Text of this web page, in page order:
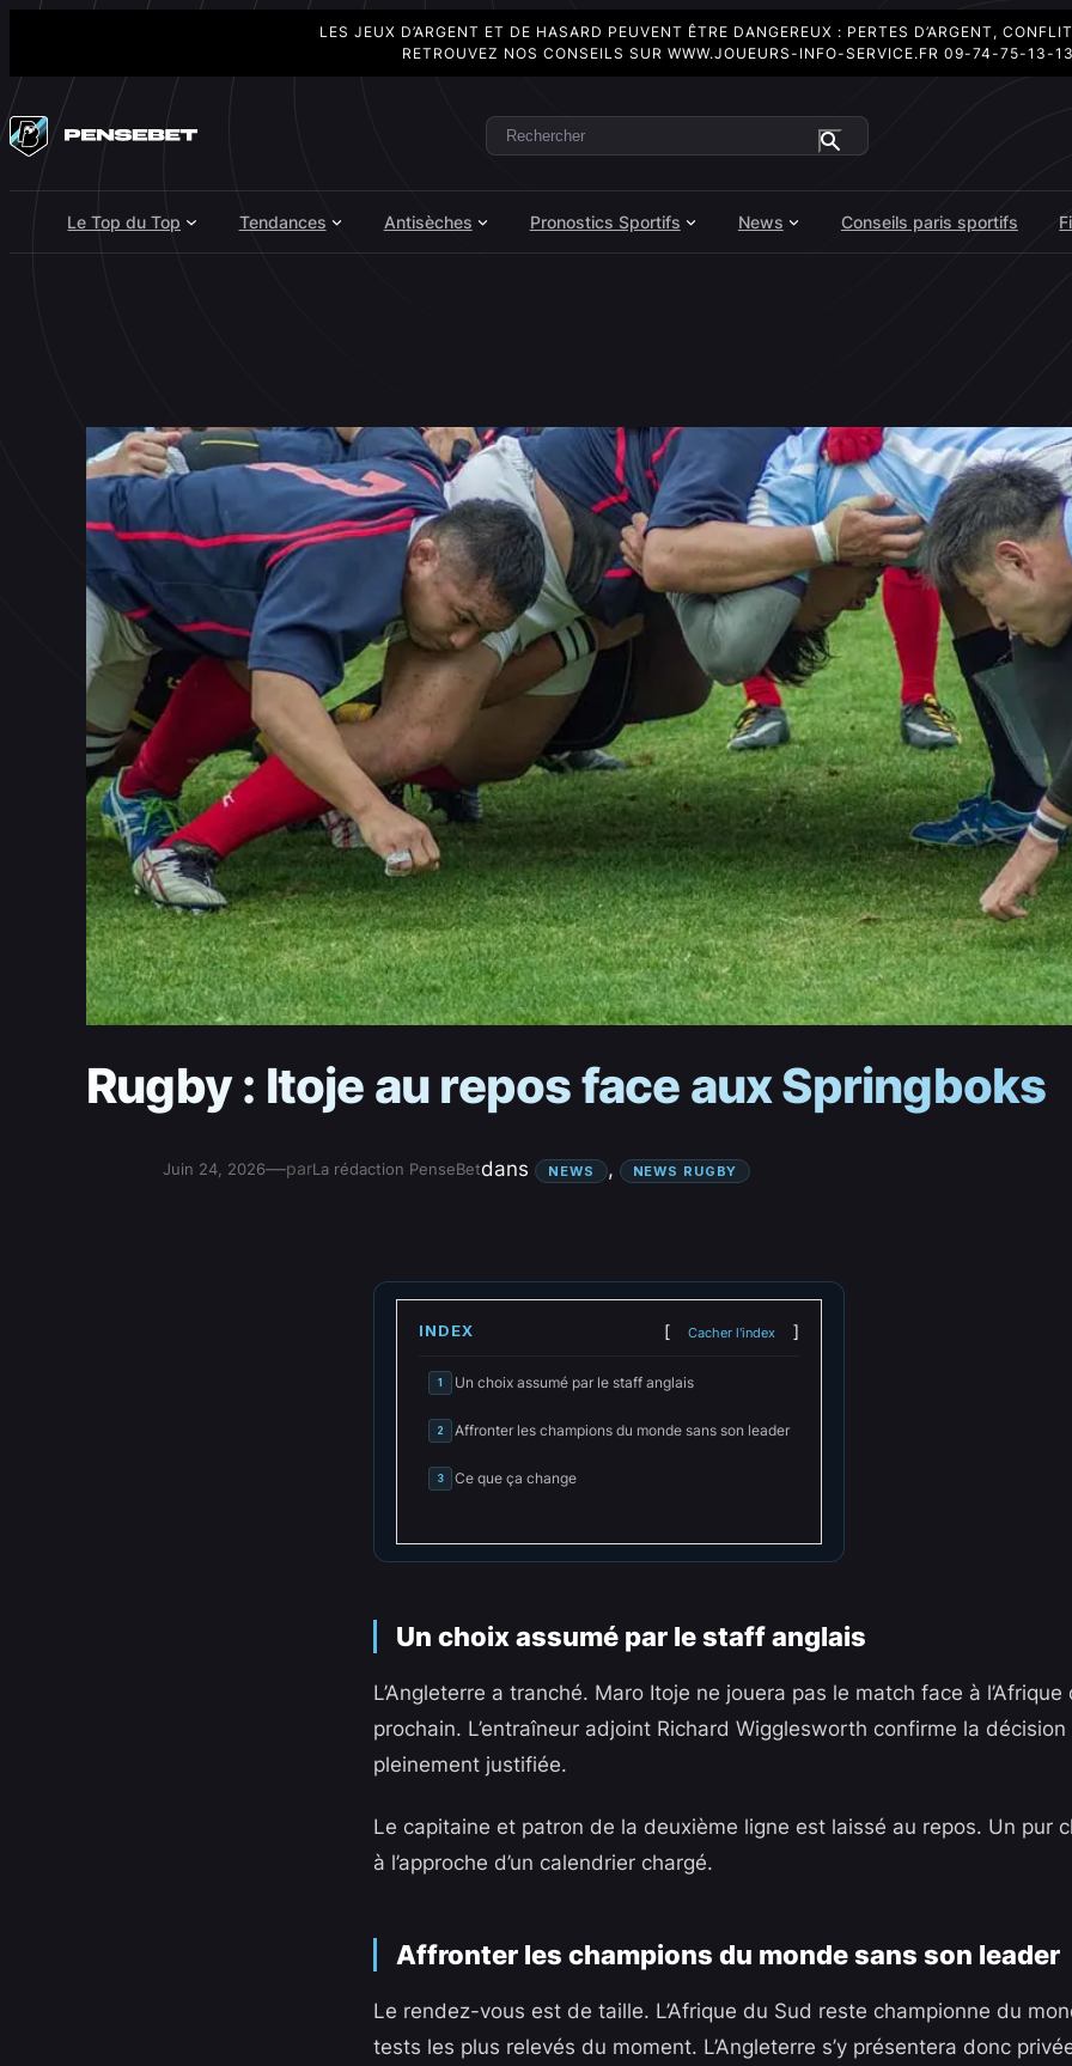
LES JEUX D’ARGENT ET DE HASARD PEUVENT ÊTRE DANGEREUX : PERTES D’ARGENT,
RETROUVEZ NOS CONSEILS SUR WWW.JOUEURS-INFO-SERVICE.FR 09-74-75-13-13
au
contenu
Rechercher
Le Top du Top Tendances Antisèches Pronostics Sportifs News Conseils paris sportifs
Rugby : Itoje au repos face aux Springboks
Juin 24, 2026—parLa rédaction PenseBetdans NEWS , NEWS RUGBY
INDEX Cacher l'index
1 Un choix assumé par le staff anglais
2 Affronter les champions du monde sans son leader
3 Ce que ça change
Un choix assumé par le staff anglais
L’Angleterre a tranché. Maro Itoje ne jouera pas le match face à
prochain. L’entraîneur adjoint Richard Wigglesworth confirme la
pleinement justifiée.
Le capitaine et patron de la deuxième ligne est laissé au repos. Un pur
à l’approche d’un calendrier chargé.
Affronter les champions du monde sans son leader
Le rendez-vous est de taille. L’Afrique du Sud reste championne du
tests les plus relevés du moment. L’Angleterre s’y présentera donc